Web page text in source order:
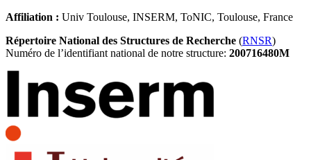
Affiliation : Univ Toulouse, INSERM, ToNIC, Toulouse, France
Répertoire National des Structures de Recherche (RNSR)
Numéro de l’identifiant national de notre structure: 200716480M